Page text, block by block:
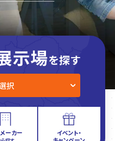
ーカー
イベント・